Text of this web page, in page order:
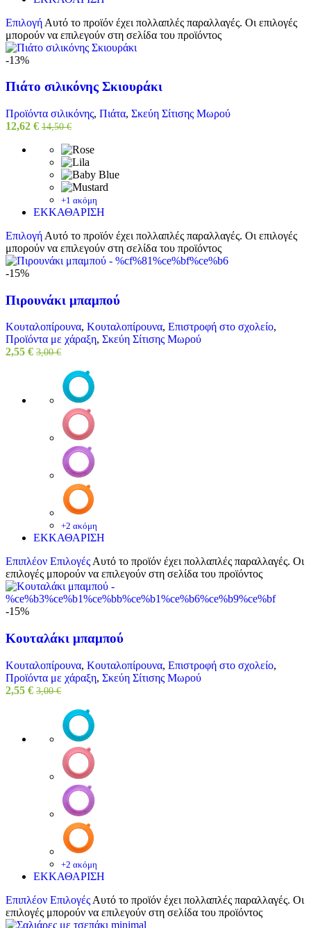
Επιλογή Αυτό το προϊόν έχει πολλαπλές παραλλαγές. Οι επιλογές
μπορούν να επιλεγούν στη σελίδα του προϊόντος
-13%
Πιάτο σιλικόνης Σκιουράκι
Προϊόντα σιλικόνης, Πιάτα, Σκεύη Σίτισης Μωρού
12,62 € 14,50€
+1 ακόμη
ΕΚΚΑΘΑΡΙΣΗ
Επιλογή Αυτό το προϊόν έχει πολλαπλές παραλλαγές. Οι επιλογές
μπορούν να επιλεγούν στη σελίδα του προϊόντος
-15%
Πιρουνάκι μπαμπού
Κουταλοπίρουνα, Κουταλοπίρουνα, Επιστροφή στο σχολείο,
Προϊόντα με χάραξη, Σκεύη Σίτισης Μωρού
2,55 € 3,00€
+2 ακόμη
ΕΚΚΑΘΑΡΙΣΗ
Επιπλέον ΕπιλογέςΑυτό το προϊόν έχει πολλαπλές παραλλαγές. Οι
επιλογές μπορούν να επιλεγούν στη σελίδα του προϊόντος
-15%
Κουταλάκι μπαμπού
Κουταλοπίρουνα, Κουταλοπίρουνα, Επιστροφή στο σχολείο,
Προϊόντα με χάραξη, Σκεύη Σίτισης Μωρού
2,55 € 3,00€
+2 ακόμη
ΕΚΚΑΘΑΡΙΣΗ
Επιπλέον Επιλογές Αυτό το προϊόν έχει πολλαπλές παραλλαγές. Οι
επιλογές μπορούν να επιλεγούν στη σελίδα του προϊόντος